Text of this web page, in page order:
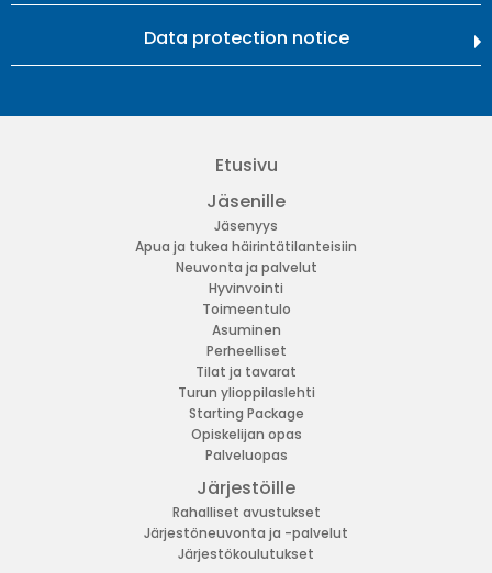
Data protection notice
Etusivu
Jäsenille
Jäsenyys
Apua ja tukea häirintätilanteisiin
Neuvonta ja palvelut
Hyvinvointi
Toimeentulo
Asuminen
Perheelliset
Tilat ja tavarat
Turun ylioppilaslehti
Starting Package
Opiskelijan opas
Palveluopas
Järjestöille
Rahalliset avustukset
Järjestöneuvonta ja -palvelut
Järjestökoulutukset